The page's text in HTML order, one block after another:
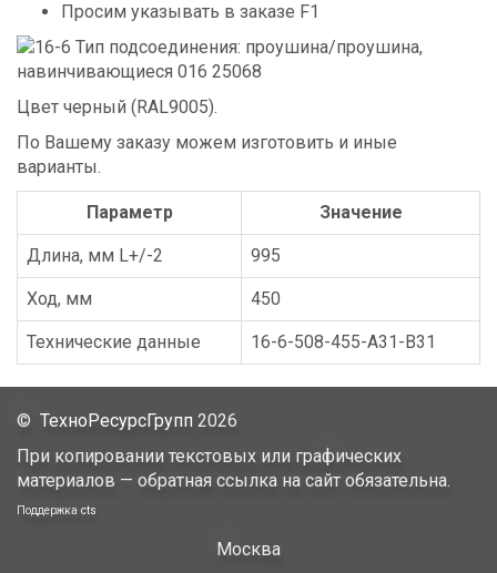
Просим указывать в заказе F1
Цвет черный (RAL9005).
По Вашему заказу можем изготовить и иные
варианты.
Параметр Значение
Длина, мм L+/-2 995
Ход, мм 450
Технические данные 16-6-508-455-A31-B31
© ТехноРесурсГрупп 2026
При копировании текстовых или графических
материалов — обратная ссылка на сайт обязательна.
Поддержка cts
Москва